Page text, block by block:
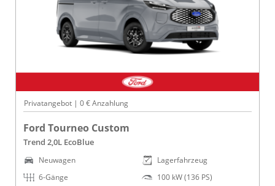
Privatangebot | 0 € Anzahlung
Ford Tourneo Custom
Trend 2,0L EcoBlue
Neuwagen
6-Gänge
Lagerfahrzeug
100 kW (136 PS)